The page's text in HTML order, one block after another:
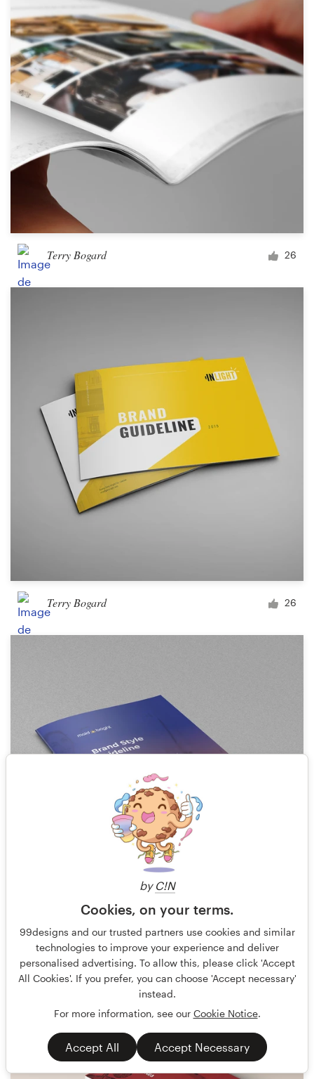
by C!N
Cookies, on your terms.
99designs and our trusted partners use cookies and similar
technologies to improve your experience and deliver
personalised advertising. To allow this, please click 'Accept
All Cookies'. If you prefer, you can choose 'Accept necessary'
instead.
For more information, see our Cookie Notice.
Accept All Accept Necessary
Terry Bogard 26
Terry Bogard 26
Terry Bogard